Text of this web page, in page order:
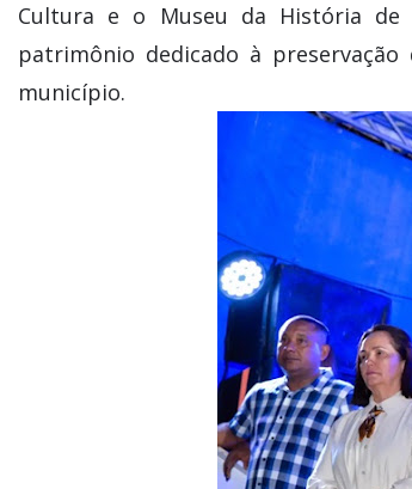
Cultura e o Museu da História de
patrimônio dedicado à
município.